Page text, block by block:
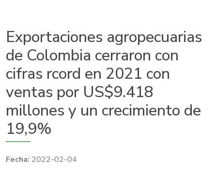
Exportaciones agropecuarias
de Colombia cerraron con
cifras rcord en 2021 con
ventas por US$9.418
millones y un crecimiento de
19,9%
2022-02-04